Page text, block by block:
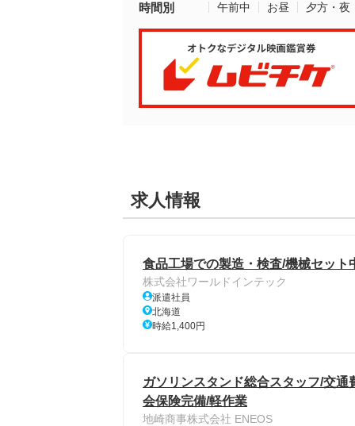
時間別 午前中 お昼 夕方・夜
求人情報
食品工場での製造・検査/機械セット
株式会社ワールドインテック
派遣社員
北海道
時給1,400円
ガソリンスタンド総合スタッフ/交
会保険完備/軽作業
地崎商事株式会社 ENEOS